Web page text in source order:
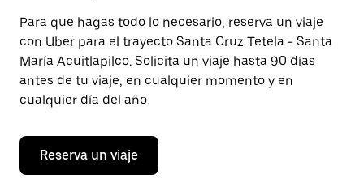
Presiona
la
tecla Esc
para
cerrar
el
calendario.
Para que hagas todo lo necesario, reserva un viaje
con Uber para el trayecto Santa Cruz Tetela - Santa
María Acuitlapilco. Solicita un viaje hasta 90 días
antes de tu viaje, en cualquier momento y en
cualquier día del año.
Reserva un viaje